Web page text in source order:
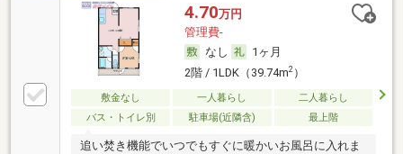
4.70万円
管理費-
なし
1ヶ月
2階 / 1LDK（39.74m2）
敷金なし 一人暮らし
二人暮らし
バス・トイレ別
駐車場(近隣含) 最上階
追い焚き機能でいつでもすぐに暖かいお風呂に入れま